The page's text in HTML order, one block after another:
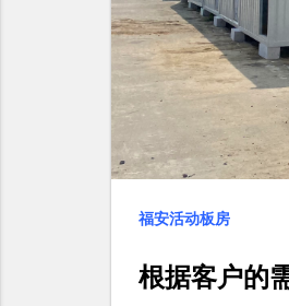
福安活动板房
根据客户的